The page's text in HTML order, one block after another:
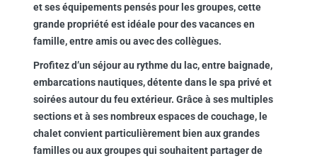
et ses équipements pensés pour les groupes, cette
grande propriété est idéale pour des vacances en
famille, entre amis ou avec des collègues.
Profitez d’un séjour au rythme du lac, entre baignade,
embarcations nautiques, détente dans le spa privé et
soirées autour du feu extérieur. Grâce à ses multiples
sections et à ses nombreux espaces de couchage, le
chalet convient particulièrement bien aux grandes
familles ou aux groupes qui souhaitent partager de